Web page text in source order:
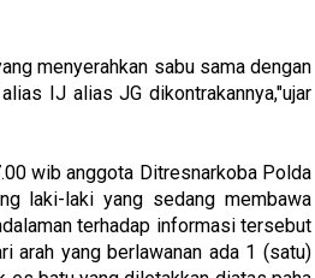
menyerahkan sabu sama dengan
IJ alias JG dikontrakannya,"ujar
wib anggota Ditresnarkoba Polda
laki-laki yang sedang membawa
terhadap informasi tersebut
arah yang berlawanan ada 1 (satu)